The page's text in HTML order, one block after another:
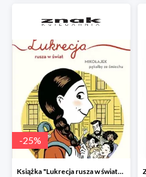
-25%
Książka "Lukrecja rusza w świat" -25%